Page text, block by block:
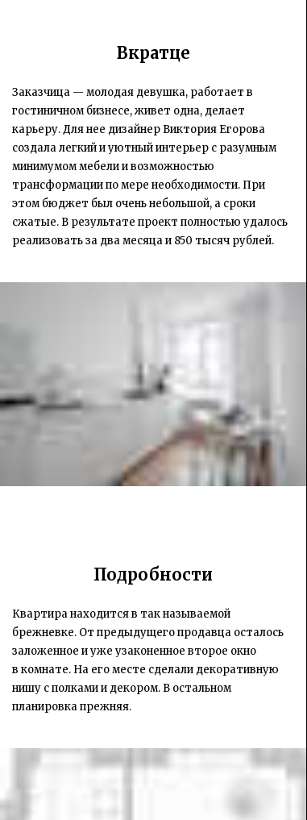
Вкратце
Заказчица — молодая девушка, работает в
гостиничном бизнесе, живет одна, делает
карьеру. Для нее дизайнер Виктория Егорова
создала легкий и уютный интерьер с разумным
минимумом мебели и возможностью
трансформации по мере необходимости. При
этом бюджет был очень небольшой, а сроки
сжатые. В результате проект полностью удалось
реализовать за два месяца и 850 тысяч рублей.
Подробности
Квартира находится в так называемой
брежневке. От предыдущего продавца осталось
заложенное и уже узаконенное второе окно
в комнате. На его месте сделали декоративную
нишу с полками и декором. В остальном
планировка прежняя.